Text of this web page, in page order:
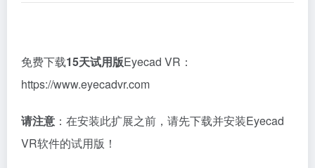
免费下载15天试用版Eyecad VR：
https://www.eyecadvr.com
请注意 ：在安装此扩展之前，请先下载并安装Eyecad
VR软件的试用版！